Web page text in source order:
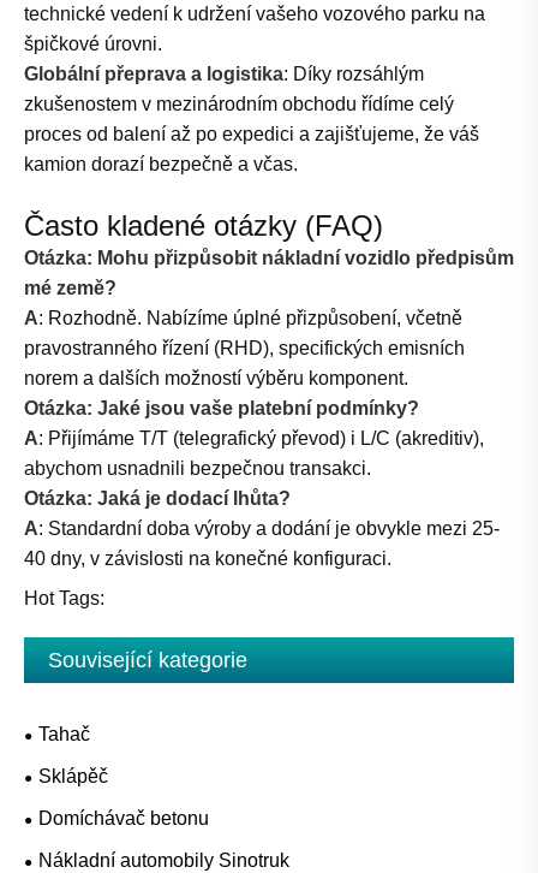
technické vedení k udržení vašeho vozového parku na
špičkové úrovni.
Globální přeprava a logistika: Díky rozsáhlým
zkušenostem v mezinárodním obchodu řídíme celý
proces od balení až po expedici a zajišťujeme, že váš
kamion dorazí bezpečně a včas.
Často kladené otázky (FAQ)
Otázka: Mohu přizpůsobit nákladní vozidlo předpisům
mé země?
A: Rozhodně. Nabízíme úplné přizpůsobení, včetně
pravostranného řízení (RHD), specifických emisních
norem a dalších možností výběru komponent.
Otázka: Jaké jsou vaše platební podmínky?
A: Přijímáme T/T (telegrafický převod) i L/C (akreditiv),
abychom usnadnili bezpečnou transakci.
Otázka: Jaká je dodací lhůta?
A: Standardní doba výroby a dodání je obvykle mezi 25-
40 dny, v závislosti na konečné konfiguraci.
Hot Tags:
Související kategorie
Tahač
Sklápěč
Domíchávač betonu
Nákladní automobily Sinotruk